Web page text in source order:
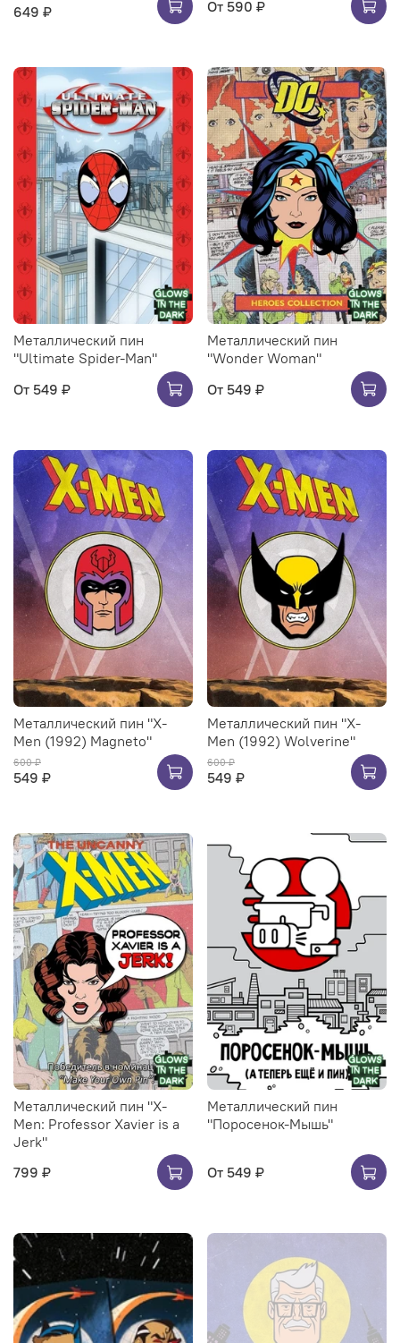
649 ₽ От 590 ₽
Металлический пин
"Ultimate Spider-Man"
От 549 ₽
Металлический пин
"Wonder Woman"
От 549 ₽
Металлический пин "X-
Men (1992) Magneto"
600 ₽
549 ₽
Металлический пин "X-
Men (1992) Wolverine"
600 ₽
549 ₽
Металлический пин "X-
Men: Professor Xavier is a
Jerk"
799 ₽
Металлический пин
"Поросенок-Мышь"
От 549 ₽